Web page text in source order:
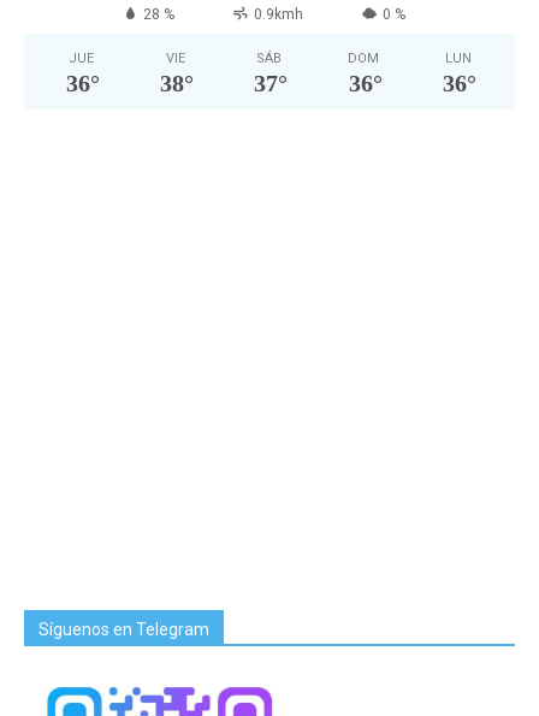
28 % 0.9kmh 0 %
JUE
36°
VIE
38°
SÁB
37°
DOM
36°
LUN
36°
Síguenos en Telegram